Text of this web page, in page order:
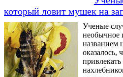
который ловит мушек на
Ученые
необычное
названием
оказалось,